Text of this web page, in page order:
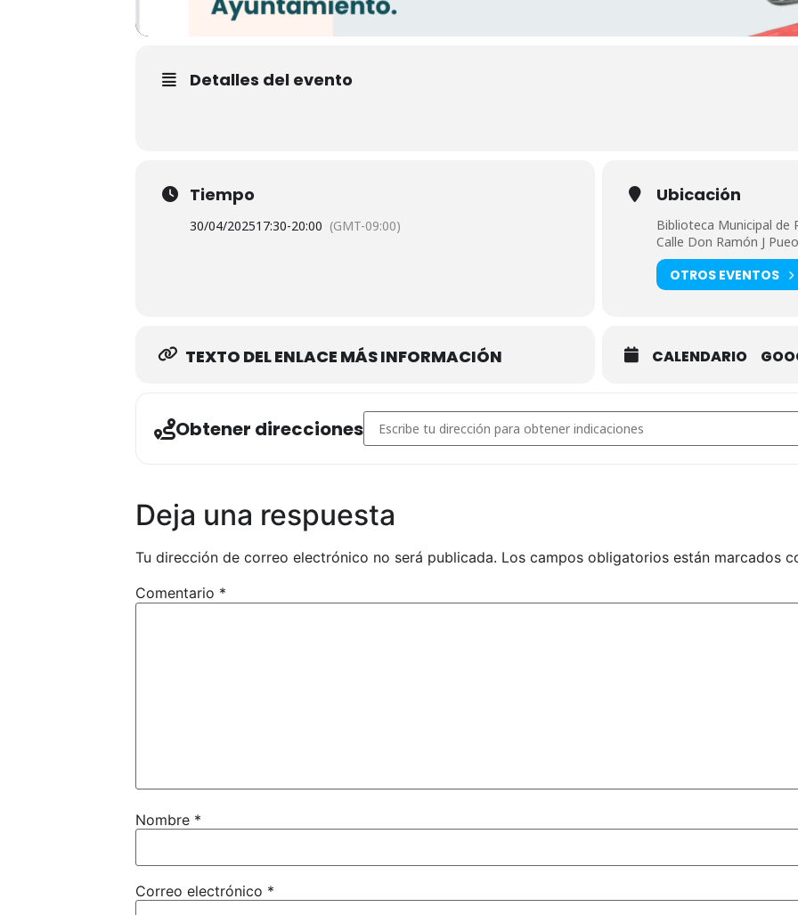
Detalles del evento
Tiempo
30/04/202517:30-20:00 (GMT-09:00)
Ubicación
Biblioteca Municipal de
Calle Don Ramón J
OTROS EVENTOS
TEXTO DEL ENLACE MÁS INFORMACIÓN CALENDARIO
Obtener direccionesAddress - Taller del Día de la Madre en la Biblioteca [5RDuZw6mP]
Deja una respuesta
Tu dirección de correo electrónico no será publicada. Los campos obligatorios están marcados
Comentario *
Nombre *
Correo electrónico *